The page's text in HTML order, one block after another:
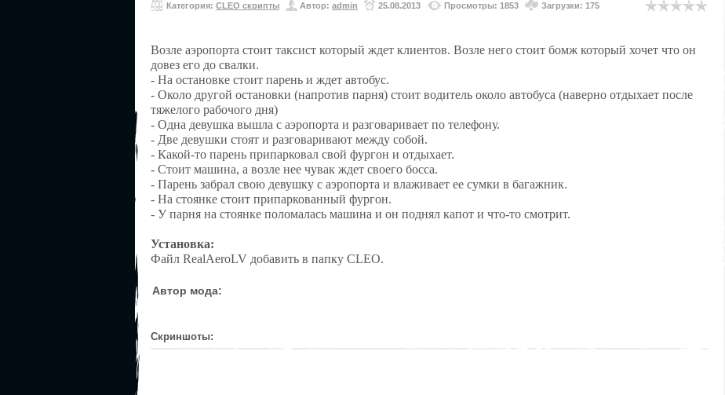
Категория: CLEO скрипты Автор: admin 25.08.2013 Просмотры: 1853 Загрузки: 175
Возле аэропорта стоит таксист который ждет клиентов. Возле него стоит бомж который хочет что он
довез его до свалки.
- На остановке стоит парень и ждет автобус.
- Около другой остановки (напротив парня) стоит водитель около автобуса (наверно отдыхает после
тяжелого рабочого дня)
- Одна девушка вышла с аэропорта и разговаривает по телефону.
- Две девушки стоят и разговаривают между собой.
- Какой-то парень припарковал свой фургон и отдыхает.
- Стоит машина, а возле нее чувак ждет своего босса.
- Парень забрал свою девушку с аэропорта и влаживает ее сумки в багажник.
- На стоянке стоит припаркованный фургон.
- У парня на стоянке поломалась машина и он поднял капот и что-то смотрит.
Установка:
Файл RealAeroLV добавить в папку CLEO.
Автор мода:
Скриншоты: